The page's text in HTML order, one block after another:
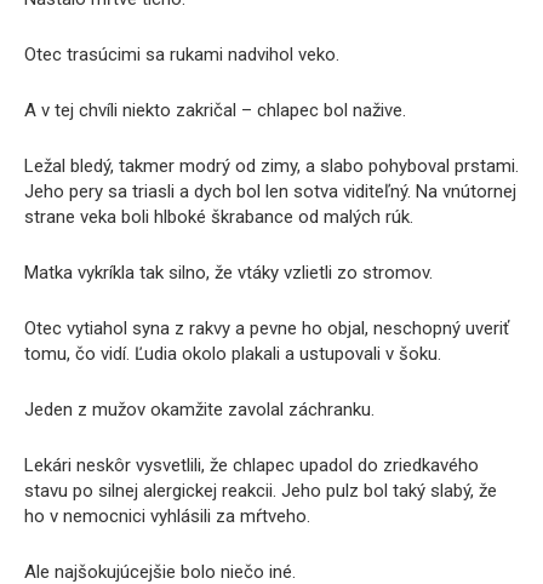
Otec trasúcimi sa rukami nadvihol veko.
A v tej chvíli niekto zakričal – chlapec bol nažive.
Ležal bledý, takmer modrý od zimy, a slabo pohyboval prstami.
Jeho pery sa triasli a dych bol len sotva viditeľný. Na vnútornej
strane veka boli hlboké škrabance od malých rúk.
Matka vykríkla tak silno, že vtáky vzlietli zo stromov.
Otec vytiahol syna z rakvy a pevne ho objal, neschopný uveriť
tomu, čo vidí. Ľudia okolo plakali a ustupovali v šoku.
Jeden z mužov okamžite zavolal záchranku.
Lekári neskôr vysvetlili, že chlapec upadol do zriedkavého
stavu po silnej alergickej reakcii. Jeho pulz bol taký slabý, že
ho v nemocnici vyhlásili za mŕtveho.
Ale najšokujúcejšie bolo niečo iné.